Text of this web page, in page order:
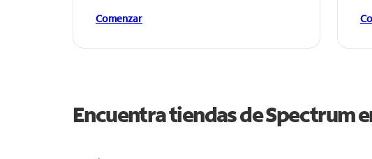
Comenzar
Encuentra tiendas de Spectrum